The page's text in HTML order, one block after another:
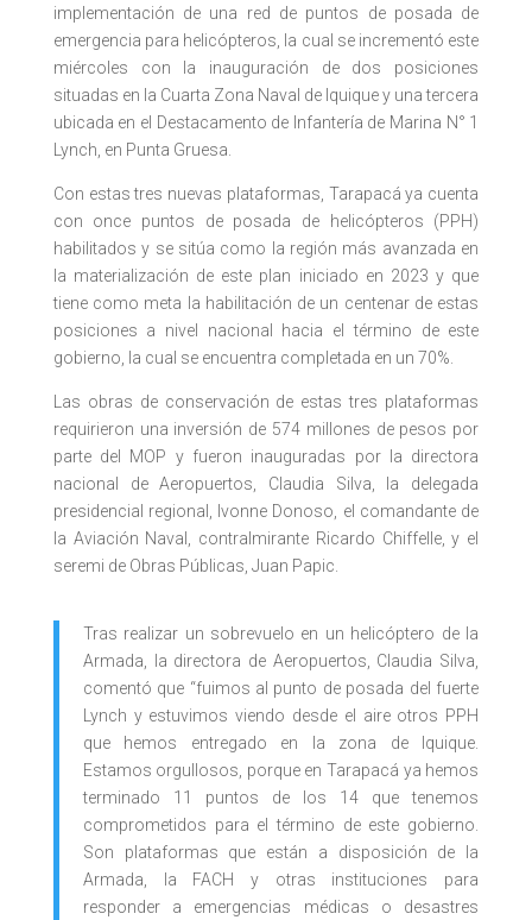
implementación de una red de puntos de posada de
emergencia para helicópteros, la cual se incrementó este
miércoles con la inauguración de dos posiciones
situadas en la Cuarta Zona Naval de Iquique y una tercera
ubicada en el Destacamento de Infantería de Marina N° 1
Lynch, en Punta Gruesa.
Con estas tres nuevas plataformas, Tarapacá ya cuenta
con once puntos de posada de helicópteros (PPH)
habilitados y se sitúa como la región más avanzada en
la materialización de este plan iniciado en 2023 y que
tiene como meta la habilitación de un centenar de estas
posiciones a nivel nacional hacia el término de este
gobierno, la cual se encuentra completada en un 70%.
Las obras de conservación de estas tres plataformas
requirieron una inversión de 574 millones de pesos por
parte del MOP y fueron inauguradas por la directora
nacional de Aeropuertos, Claudia Silva, la delegada
presidencial regional, Ivonne Donoso, el comandante de
la Aviación Naval, contralmirante Ricardo Chiffelle, y el
seremi de Obras Públicas, Juan Papic.
Tras realizar un sobrevuelo en un helicóptero de la
Armada, la directora de Aeropuertos, Claudia Silva,
comentó que “fuimos al punto de posada del fuerte
Lynch y estuvimos viendo desde el aire otros PPH
que hemos entregado en la zona de Iquique.
Estamos orgullosos, porque en Tarapacá ya hemos
terminado 11 puntos de los 14 que tenemos
comprometidos para el término de este gobierno.
Son plataformas que están a disposición de la
Armada, la FACH y otras instituciones para
responder a emergencias médicas o desastres